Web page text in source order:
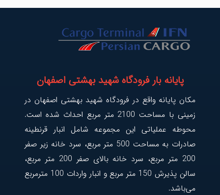
پایانه بار فرودگاه شهید بهشتی اصفهان
مکان پایانه واقع در فرودگاه شهید بهشتی اصفهان در
زمینی با مساحت 2100 متر مربع احداث شده است.
محوطه عملیاتی این مجموعه شامل انبار قرنطینه
صادرات به مساحت 500 متر مربع، سرد خانه زیر صفر
200 متر مربع، سرد خانه بالای صفر 200 متر مربع،
سالن پذیرش 150 متر مربع و انبار واردات 100 مترمربع
می‌باشد.